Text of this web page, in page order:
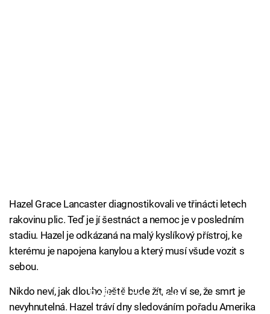
Hazel Grace Lancaster diagnostikovali ve třinácti letech
rakovinu plic. Teď je jí šestnáct a nemoc je v posledním
stadiu. Hazel je odkázaná na malý kyslíkový přístroj, ke
kterému je napojena kanylou a který musí všude vozit s
sebou.
Failed to fetch
Nikdo neví, jak dlouho ještě bude žít, ale ví se, že smrt je
nevyhnutelná. Hazel tráví dny sledováním pořadu Amerika